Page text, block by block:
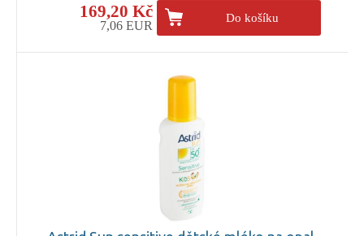
169,20 Kč
7,06 EUR
Do košíku